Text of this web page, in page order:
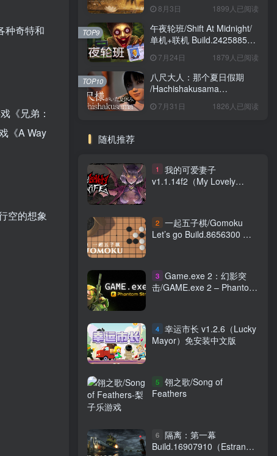
种奇特和
《兄弟：
《A Way
空的想象
8月3日 1899人已阅读
午夜轮班/Shift At Midnight/
单机+联机 Build.24258857
7月24日 1879人已阅读
TOP9
八尺大人：那个夏日假期
/Hachishakusama
版 7月31日 1826人已阅读
TOP10
随机推荐
1
我的可爱妻子
v1.1.14f2（My Lovely
2 一起五子棋/Gomoku
Let’s go Build.8656300 免
3 Game.exe 2：幻影突
击/GAME.exe 2 – Phantom
4 幸运市长 v1.2.6（Lucky
Mayor）免安装中文版
5 翎之歌/Song of
Feathers
6 隔离：第一幕
Build.16907910（Estranged